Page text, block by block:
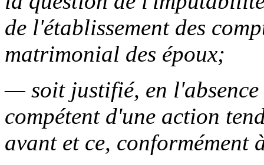
de l'établissement des
matrimonial des époux;
— soit justifié, en
compétent d'une action
avant et ce, conformément